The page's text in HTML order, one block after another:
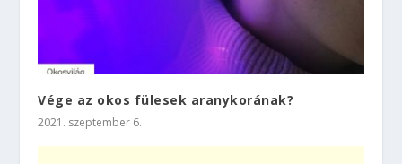
Vége az okos fülesek aranykorának?
2021. szeptember 6.